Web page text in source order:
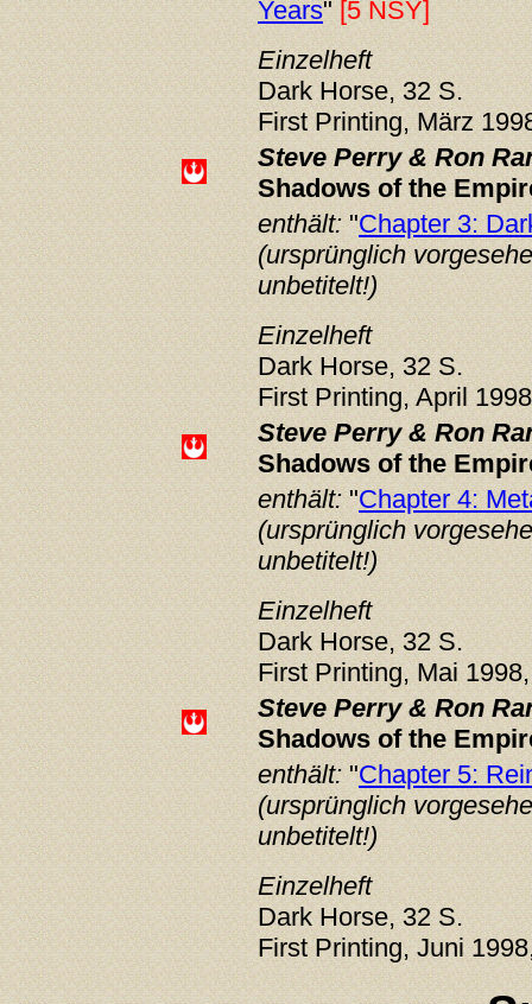
Years"[5 NSY]
Einzelheft
Dark Horse, 32 S.
First Printing, März
Steve Perry & Ron
Shadows of the
enthält:"Chapter 3:
(ursprünglich
unbetitelt!)
Einzelheft
Dark Horse, 32 S.
First Printing, April
Steve Perry & Ron
Shadows of the
enthält:"Chapter 4:
(ursprünglich
unbetitelt!)
Einzelheft
Dark Horse, 32 S.
First Printing, Mai
Steve Perry & Ron
Shadows of the
enthält:"Chapter 5:
(ursprünglich
unbetitelt!)
Einzelheft
Dark Horse, 32 S.
First Printing, Juni